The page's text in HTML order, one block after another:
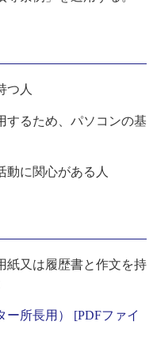
つ人
するため、パソコンの基
動に関心がある人
紙又は履歴書と作文を持
ー所長用） [PDFファイ